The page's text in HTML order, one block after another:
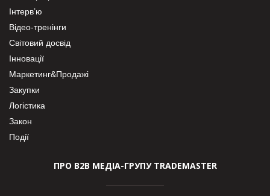
Інтерв’ю
Відео-тренінги
Світовий досвід
Інновації
Маркетинг&Продажі
Закупки
Логістика
Закон
Події
ПРО В2В МЕДІА-ГРУПУ TRADEMASTER